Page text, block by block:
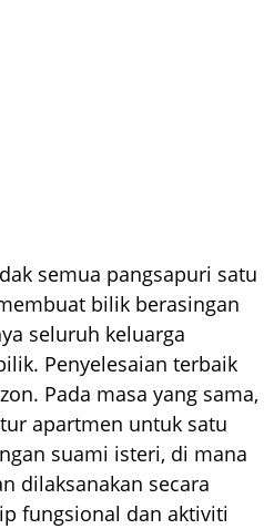
semua pangsapuri satu
bilik berasingan
seluruh keluarga
Penyelesaian terbaik
Pada masa yang sama,
apartmen untuk satu
suami isteri, di mana
dilaksanakan secara
fungsional dan aktiviti